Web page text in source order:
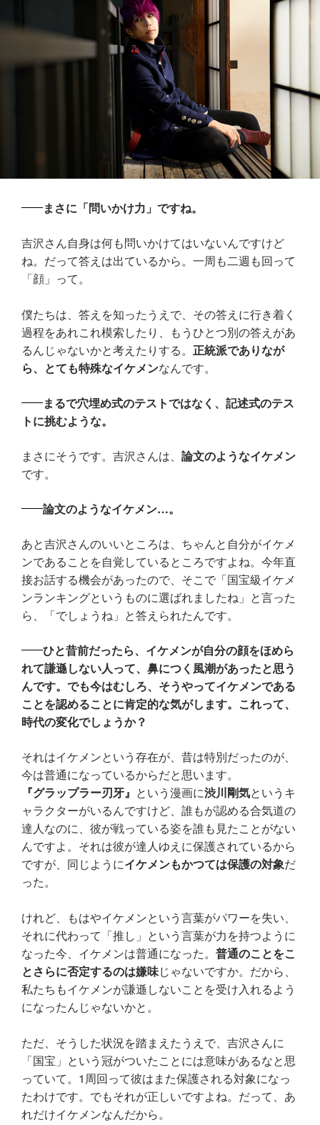
まさに「問いかけ力」ですね。
吉沢さん自身は何も問いかけてはいないんですけど
ね。だって答えは出ているから。一周も二週も回って
「顔」って。
僕たちは、答えを知ったうえで、その答えに行き着く
過程をあれこれ模索したり、もうひとつ別の答えがあ
るんじゃないかと考えたりする。 正統派でありなが
ら、とても特殊なイケメンなんです。
まるで穴埋め式のテストではなく、記述式のテス
トに挑むような。
まさにそうです。吉沢さんは、 論文のようなイケメン
です。
論文のようなイケメン…。
あと吉沢さんのいいところは、ちゃんと自分がイケメ
ンであることを自覚しているところですよね。今年直
接お話する機会があったので、そこで「国宝級イケメ
ンランキングというものに選ばれましたね」と言った
ら、「でしょうね」と答えられたんです。
ひと昔前だったら、イケメンが自分の顔をほめら
れて謙遜しない人って、鼻につく風潮があったと思う
んです。でも今はむしろ、そうやってイケメンである
ことを認めることに肯定的な気がします。これって、
時代の変化でしょうか？
それはイケメンという存在が、昔は特別だったのが、
今は普通になっているからだと思います。
『グラップラー刃牙』 という漫画に渋川剛気というキ
ャラクターがいるんですけど、誰もが認める合気道の
達人なのに、彼が戦っている姿を誰も見たことがない
んですよ。それは彼が達人ゆえに保護されているから
ですが、同じようにイケメンもかつては保護の対象だ
った。
けれど、もはやイケメンという言葉がパワーを失い、
それに代わって「推し」という言葉が力を持つように
なった今、イケメンは普通になった。 普通のことをこ
とさらに否定するのは嫌味じゃないですか。だから、
私たちもイケメンが謙遜しないことを受け入れるよう
になったんじゃないかと。
ただ、そうした状況を踏まえたうえで、吉沢さんに
「国宝」という冠がついたことには意味があるなと思
っていて。1周回って彼はまた保護される対象になっ
たわけです。でもそれが正しいですよね。だって、あ
れだけイケメンなんだから。